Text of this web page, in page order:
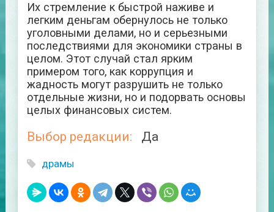
Их стремление к быстрой наживе и
легким деньгам обернулось не только
уголовными делами, но и серьезными
последствиями для экономики страны в
целом. Этот случай стал ярким
примером того, как коррупция и
жадность могут разрушить не только
отдельные жизни, но и подорвать основы
целых финансовых систем.
Выбор редакции: Да
драмы